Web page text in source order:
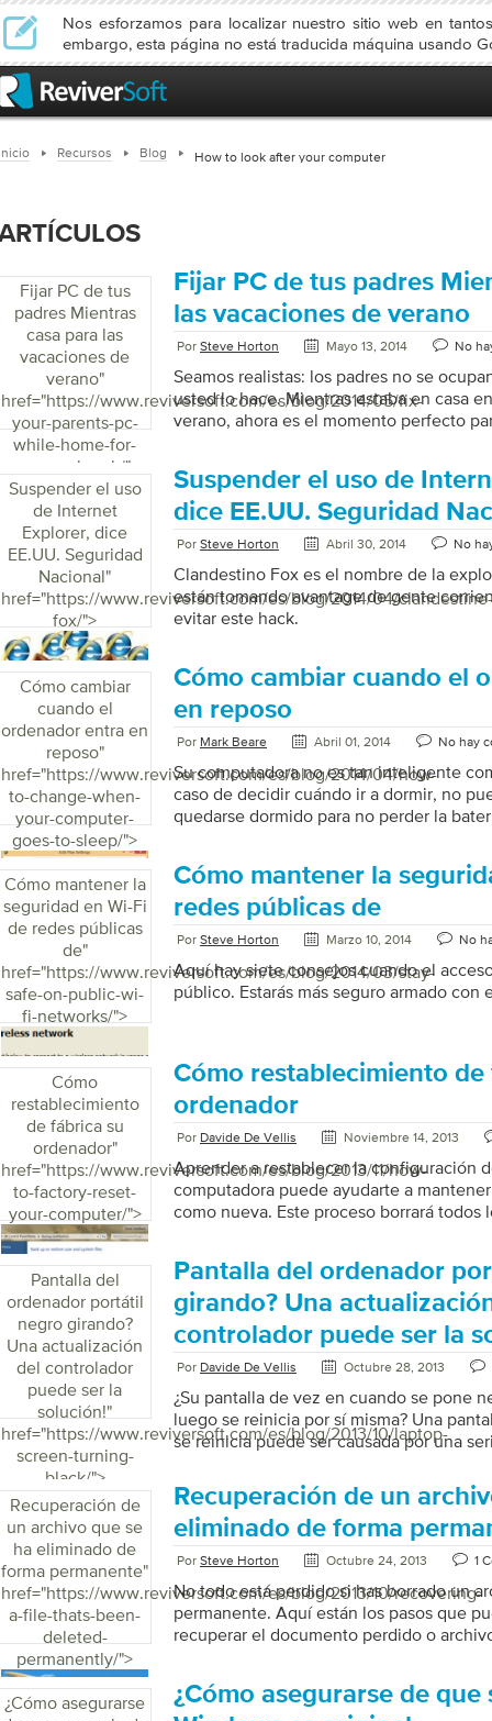
Nos esforzamos para localizar nuestro sitio web en
embargo, esta página no está traducida máquina usando
Recursos Blog How to look after your computer
Fijar PC de tus
padres Mientras
casa para las
vacaciones de
verano"
href="https://www.reviversoft.com/es/blog/2014/05/fix-
your-parents-pc-
while-home-for-
summer-break/">
Fijar PC de tus padres
las vacaciones de verano
Por Steve Horton Mayo 13, 2014 No
Seamos realistas: los padres no se
usted lo hace. Mientras estaba en casa
verano, ahora es el momento perfecto
Suspender el uso
de Internet
Explorer, dice
EE.UU. Seguridad
Nacional"
href="https://www.reviversoft.com/es/blog/2014/04/clandestine-
fox/">
Suspender el uso de
dice EE.UU. Seguridad
Por Steve Horton Abril 30, 2014 No
Clandestino Fox es el nombre de la
están tomando avantage de gente
evitar este hack.
Cómo cambiar
cuando el
ordenador entra en
reposo"
href="https://www.reviversoft.com/es/blog/2014/04/how-
to-change-when-
your-computer-
goes-to-sleep/">
Cómo cambiar cuando el
en reposo
Por Mark Beare Abril 01, 2014 No hay
Su computadora no es tan inteligente
caso de decidir cuándo ir a dormir, no
quedarse dormido para no perder la
su PC en un estado de bajo consumo de
reanudación del sueño ocurre muy
espera consume energía de la batería,
que lo convierte en el estado ideal para
encendida si […]
Cómo mantener la
seguridad en Wi-Fi
de redes públicas
de"
href="https://www.reviversoft.com/es/blog/2014/03/stay-
safe-on-public-wi-
fi-networks/">
Cómo mantener la
redes públicas de
Por Steve Horton Marzo 10, 2014 No
Aquí hay siete consejos cuando el
público. Estarás más seguro armado con
Cómo
restablecimiento
de fábrica su
ordenador"
href="https://www.reviversoft.com/es/blog/2013/11/how-
to-factory-reset-
your-computer/">
Cómo restablecimiento de
ordenador
Por Davide De Vellis Noviembre 14, 2013
Aprender a restablecer la configuración
computadora puede ayudarte a
como nueva. Este proceso borrará todos
cuando abrió la caja (y algunas veces
incluirá todos los programas no
puede venir con la mayoría de las PC
optan por reiniciar su PC de forma
Pantalla del
ordenador portátil
negro girando?
Una actualización
del controlador
puede ser la
solución!"
href="https://www.reviversoft.com/es/blog/2013/10/laptop-
screen-turning-
black/">
Pantalla del ordenador
girando? Una
controlador puede ser la
Por Davide De Vellis Octubre 28, 2013
¿Su pantalla de vez en cuando se pone
luego se reinicia por sí misma? Una
se reinicia puede ser causada por una
simple como actualizar un controlador.
CONTROLADOR La causa y solución
pantalla que no funciona correctamente
controlador de gráficos de su
como video). Un controlador de gráficos
que permite que […]
Recuperación de
un archivo que se
ha eliminado de
forma permanente"
href="https://www.reviversoft.com/es/blog/2013/10/recovering-
a-file-thats-been-
deleted-
permanently/">
Recuperación de un
eliminado de forma
Por Steve Horton Octubre 24, 2013 1
No todo está perdido si has borrado un
permanente. Aquí están los pasos que
recuperar el documento perdido o
¿Cómo asegurarse
¿Cómo asegurarse de que